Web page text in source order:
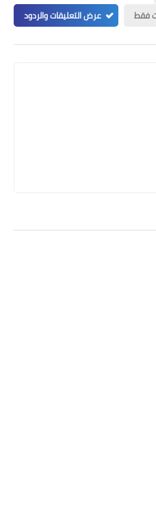
فقط
عرض التعليقات والردود